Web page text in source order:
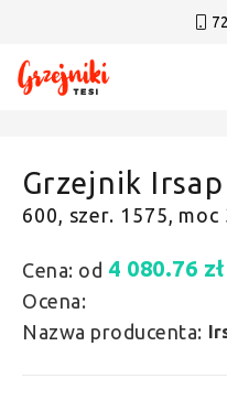
Grzejnik
600, szer. 1575, moc
Cena: od 4 080.76 zł
Ocena:
Nazwa producenta: